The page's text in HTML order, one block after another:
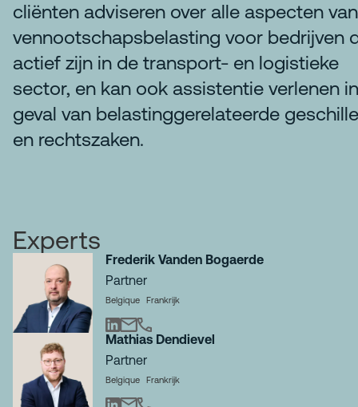
cliënten adviseren over alle aspecten
vennootschapsbelasting voor bedrijven
actief zijn in de transport- en logistieke
sector, en kan ook assistentie verlenen in
geval van belastinggerelateerde
en rechtszaken.
Experts
Frederik Vanden Bogaerde
Partner
Belgique Frankrijk
Mathias Dendievel
Partner
Belgique Frankrijk